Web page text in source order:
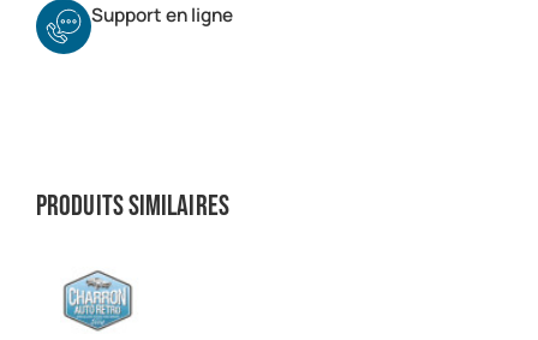
Support en ligne
Produits similaires